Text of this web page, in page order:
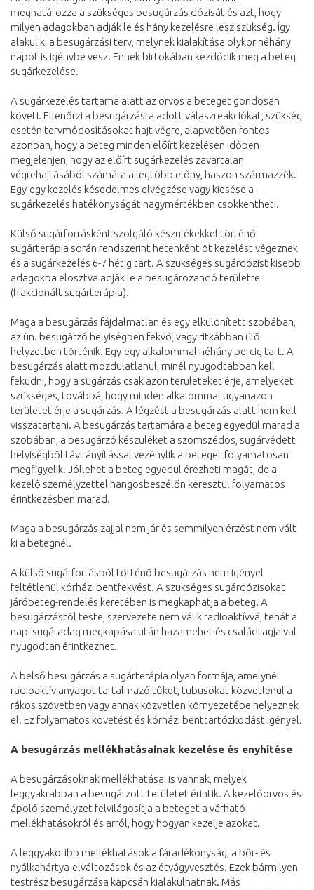
meghatározza a szükséges besugárzás dózisát és azt, hogy
milyen adagokban adják le és hány kezelésre lesz szükség. Így
alakul ki a besugárzási terv, melynek kialakítása olykor néhány
napot is igénybe vesz. Ennek birtokában kezdődik meg a beteg
sugárkezelése.
A sugárkezelés tartama alatt az orvos a beteget gondosan
követi. Ellenőrzi a besugárzásra adott válaszreakciókat, szükség
esetén tervmódosításokat hajt végre, alapvetően fontos
azonban, hogy a beteg minden előírt kezelésen időben
megjelenjen, hogy az előírt sugárkezelés zavartalan
végrehajtásából számára a legtöbb előny, haszon származzék.
Egy-egy kezelés késedelmes elvégzése vagy kiesése a
sugárkezelés hatékonyságát nagymértékben csökkentheti.
Külső sugárforrásként szolgáló készülékekkel történő
sugárterápia során rendszerint hetenként öt kezelést végeznek
és a sugárkezelés 6-7 hétig tart. A szükséges sugárdózist kisebb
adagokba elosztva adják le a besugározandó területre
(frakcionált sugárterápia).
Maga a besugárzás fájdalmatlan és egy elkülönített szobában,
az ún. besugárzó helyiségben fekvő, vagy ritkábban ülő
helyzetben történik. Egy-egy alkalommal néhány percig tart. A
besugárzás alatt mozdulatlanul, minél nyugodtabban kell
feküdni, hogy a sugárzás csak azon területeket érje, amelyeket
szükséges, továbbá, hogy minden alkalommal ugyanazon
területet érje a sugárzás. A légzést a besugárzás alatt nem kell
visszatartani. A besugárzás tartamára a beteg egyedül marad a
szobában, a besugárzó készüléket a szomszédos, sugárvédett
helyiségből távirányítással vezénylik a beteget folyamatosan
megfigyelik. Jóllehet a beteg egyedül érezheti magát, de a
kezelő személyzettel hangosbeszélőn keresztül folyamatos
érintkezésben marad.
Maga a besugárzás zajjal nem jár és semmilyen érzést nem vált
ki a betegnél.
A külső sugárforrásból történő besugárzás nem igényel
feltétlenül kórházi bentfekvést. A szükséges sugárdózisokat
járóbeteg-rendelés keretében is megkaphatja a beteg. A
besugárzástól teste, szervezete nem válik radioaktívvá, tehát a
napi sugáradag megkapása után hazamehet és családtagjaival
nyugodtan érintkezhet.
A belső besugárzás a sugárterápia olyan formája, amelynél
radioaktív anyagot tartalmazó tűket, tubusokat közvetlenül a
rákos szövetben vagy annak közvetlen környezetébe helyeznek
el. Ez folyamatos követést és kórházi benttartózkodást igényel.
A besugárzás mellékhatásainak kezelése és enyhítése
A besugárzásoknak mellékhatásai is vannak, melyek
leggyakrabban a besugárzott területet érintik. A kezelőorvos és
ápoló személyzet felvilágosítja a beteget a várható
mellékhatásokról és arról, hogy hogyan kezelje azokat.
A leggyakoribb mellékhatások a fáradékonyság, a bőr- és
nyálkahártya-elváltozások és az étvágyvesztés. Ezek bármilyen
testrész besugárzása kapcsán kialakulhatnak. Más